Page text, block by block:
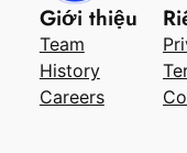
Giới thiệu
Team
History
Careers